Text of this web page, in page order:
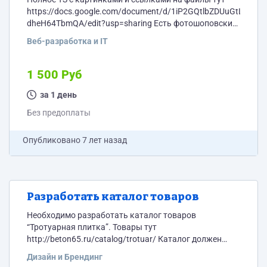
https://docs.google.com/document/d/
dheH64TbmQA/edit?usp=sharing Есть фотошоповские
Краткое ТЗ. Первая часть. Сделать верстку
http://www.green-palace.com/ 1. Создать верстку, по
центру будет картинка 2. При наведении на любой из
типов квартир, квартира должна плавно
названием типа квартиры, текстом. Свободных
Веб-разработка и IT
1 500 Руб
за 1 день
Без предоплаты
Опубликовано7 лет назад
Разработать каталог товаров
Необходимо разработать каталог товаров
“Тротуарная плитка”. Товары тут
http://beton65.ru/catalog/trotuar/ Каталог должен
Сначала надо разработать обложку и одну страницу
Дизайн и Брендинг